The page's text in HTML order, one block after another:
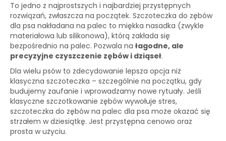
To jedno z najprostszych i najbardziej przystępnych
rozwiązań, zwłaszcza na początek. Szczoteczka do zębów
dla psa nakładana na palec to miękka nasadka (zwykle
materiałowa lub silikonowa), którą zakłada się
bezpośrednio na palec. Pozwala na łagodne, ale
precyzyjne czyszczenie zębów i dziąseł.
Dla wielu psów to zdecydowanie lepsza opcja niż
klasyczna szczoteczka – szczególnie na początku, gdy
budujemy zaufanie i wprowadzamy nowe rytuały. Jeśli
klasyczne szczotkowanie zębów wywołuje stres,
szczoteczka do zębów na palec dla psa może okazać się
strzałem w dziesiątkę. Jest przystępna cenowo oraz
prosta w użyciu.